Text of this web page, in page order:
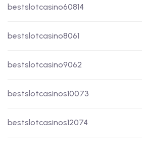
bestslotcasino60814
bestslotcasino8061
bestslotcasino9062
bestslotcasinos10073
bestslotcasinos12074